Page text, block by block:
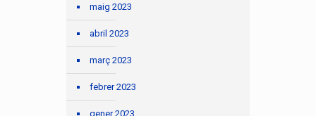
maig 2023
abril 2023
març 2023
febrer 2023
gener 2023